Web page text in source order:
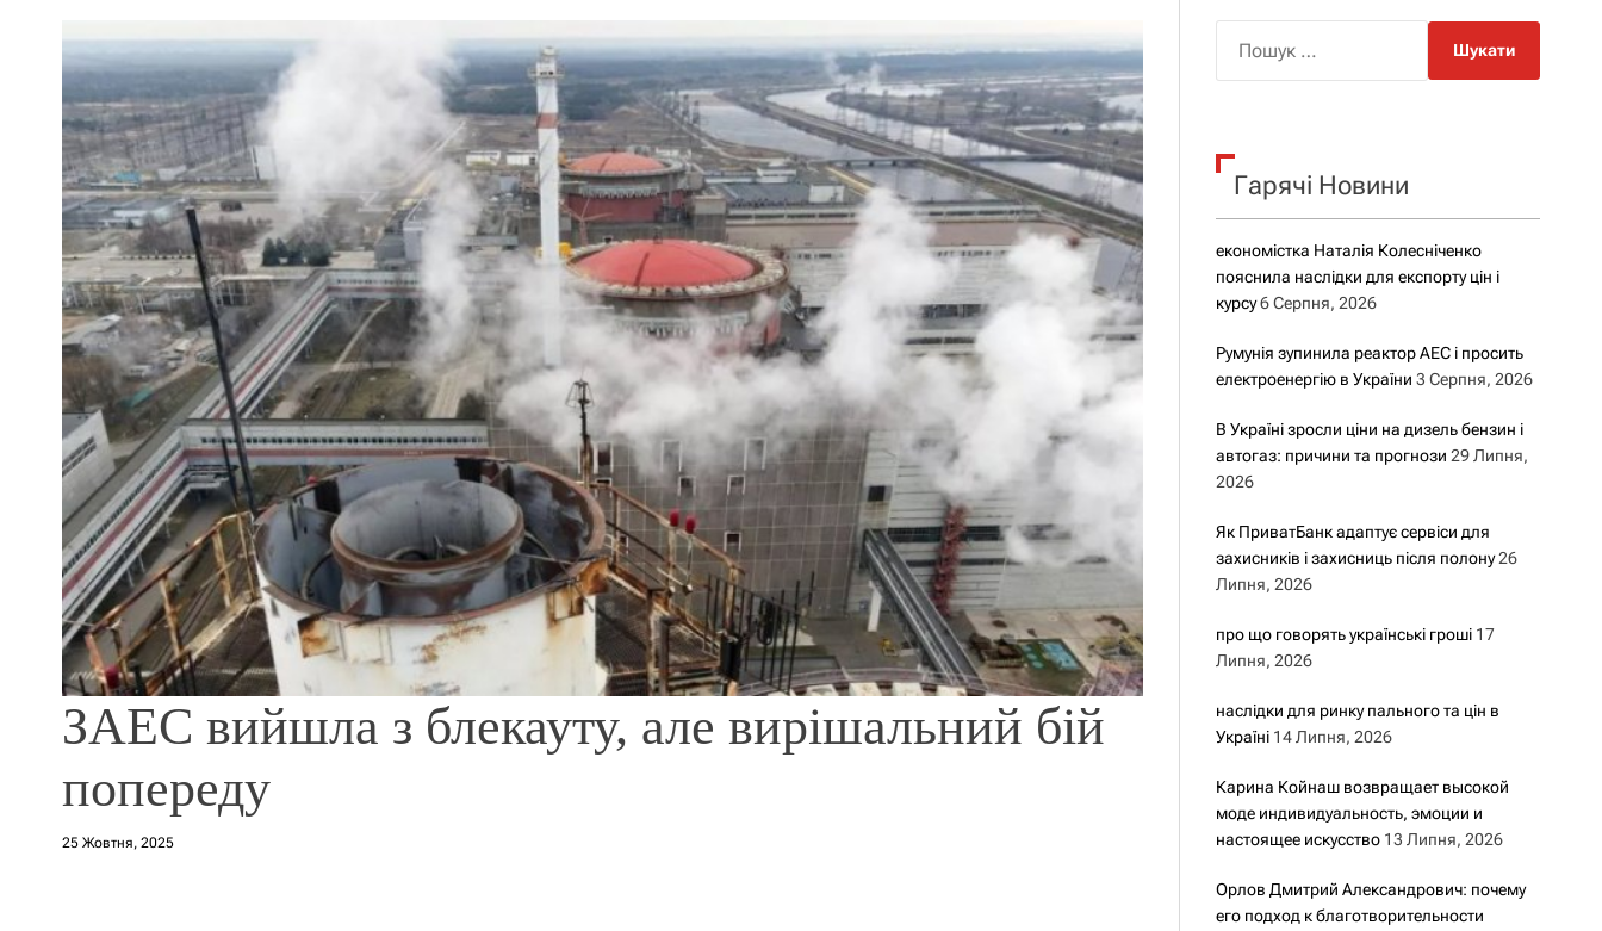
р
о
у
ЗАЕС вийшла з блекауту, але вирішальний бій
попереду
25 Жовтня, 2025
к
Гарячі Новини
економістка Наталія Колесніченко
пояснила наслідки для експорту цін і
курсу 6 Серпня, 2026
Румунія зупинила реактор АЕС і просить
електроенергію в України 3 Серпня, 2026
В Україні зросли ціни на дизель бензин і
автогаз: причини та прогнози 29 Липня,
2026
Як ПриватБанк адаптує сервіси для
захисників і захисниць після полону 26
Липня, 2026
про що говорять українські гроші 17
Липня, 2026
наслідки для ринку пального та цін в
Україні 14 Липня, 2026
Карина Койнаш возвращает высокой
моде индивидуальность, эмоции и
настоящее искусство 13 Липня, 2026
Орлов Дмитрий Александрович: почему
его подход к благотворительности